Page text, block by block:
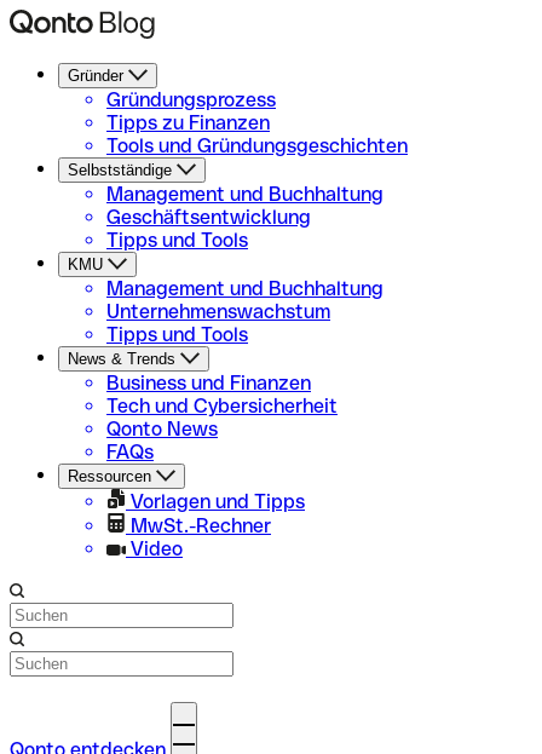
Gründer
Gründungsprozess
Tipps zu Finanzen
Tools und Gründungsgeschichten
Selbstständige
Management und Buchhaltung
Geschäftsentwicklung
Tipps und Tools
KMU
Management und Buchhaltung
Unternehmenswachstum
Tipps und Tools
News & Trends
Business und Finanzen
Tech und Cybersicherheit
Qonto News
FAQs
Ressourcen
Vorlagen und Tipps
MwSt.-Rechner
Video